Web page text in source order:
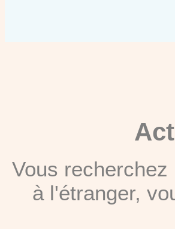
Vous
à l'étranger,